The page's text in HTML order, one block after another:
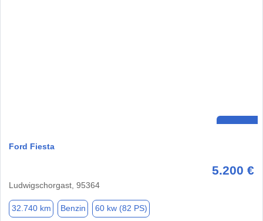
Ford Fiesta
5.200 €
Ludwigschorgast, 95364
32.740 km Benzin 60 kw (82 PS)